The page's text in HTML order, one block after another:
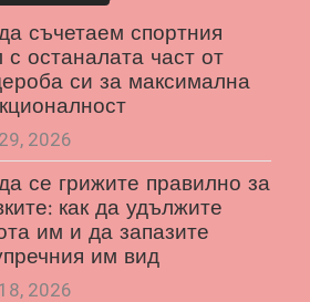
съчетаем спортния
с останалата част от
си за максимална
2026
се грижите правилно за
как да удължите
им и да запазите
им вид
2026